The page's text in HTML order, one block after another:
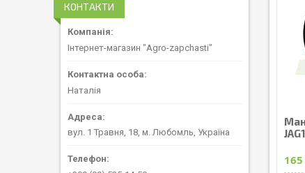
КОНТАКТИ
Інтернет-магазин "Agro-zapchasti"
Наталія
вул. 1 Травня, 18, м. Любомль, Україна